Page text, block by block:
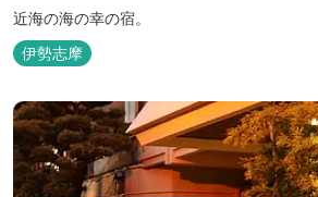
近海の海の幸の宿。
伊勢志摩